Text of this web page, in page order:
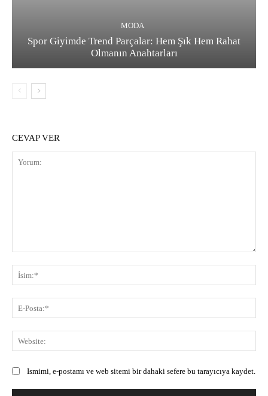
MODA
Spor Giyimde Trend Parçalar: Hem Şık Hem Rahat
Olmanın Anahtarları
CEVAP VER
Ismimi, e-postamı ve web sitemi bir dahaki sefere bu tarayıcıya kaydet.